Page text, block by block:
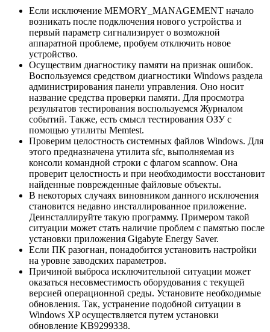
Если исключение MEMORY_MANAGEMENT начало
возникать после подключения нового устройства и
первый параметр сигнализирует о возможной
аппаратной проблеме, пробуем отключить новое
устройство.
Осуществим диагностику памяти на признак ошибок.
Воспользуемся средством диагностики Windows раздела
администрирования панели управления. Оно носит
название средства проверки памяти. Для просмотра
результатов тестирования воспользуемся Журналом
событий. Также, есть смысл тестирования ОЗУ с
помощью утилиты Memtest.
Проверим целостность системных файлов Windows. Для
этого предназначена утилита sfc, выполняемая из
консоли командной строки с флагом scannow. Она
проверит целостность и при необходимости восстановит
найденные поврежденные файловые объекты.
В некоторых случаях виновником данного исключения
становится недавно инсталлированное приложение.
Деинсталлируйте такую программу. Примером такой
ситуации может стать наличие проблем с памятью после
установки приложения Gigabyte Energy Saver.
Если ПК разогнан, понадобится установить настройки
на уровне заводских параметров.
Причиной выброса исключительной ситуации может
оказаться несовместимость оборудования с текущей
версией операционной среды. Установите необходимые
обновления. Так, устранение подобной ситуации в
Windows XP осуществляется путем установки
обновление KB9299338.